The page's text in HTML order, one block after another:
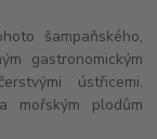
šampaňského,
gastronomickým
ústřicemi.
mořským plodům